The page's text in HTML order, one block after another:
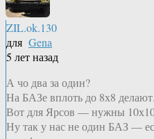
ZIL.ok.130
для Gena
5 лет назад
А чо два за один?
На БАЗе вплоть до 8х8 делают.
Вот для Ярсов — нужны
Ну так у нас не один БАЗ —